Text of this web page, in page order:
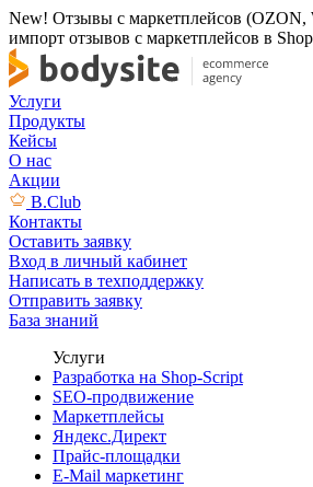
New! Отзывы с маркетплейсов
импорт отзывов с маркетплейсов в
Услуги
Продукты
Кейсы
О нас
Акции
B.Club
Контакты
Оставить заявку
Вход в личный кабинет
Написать в техподдержку
Отправить заявку
База знаний
Услуги
Разработка на Shop-Script
SEO-продвижение
Маркетплейсы
Яндекс.Директ
Прайс-площадки
E-Mail маркетинг